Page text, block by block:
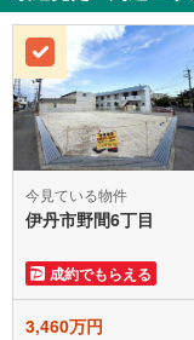
今見ている物件
伊丹市野間6丁目
成約でもらえる
3,460万円